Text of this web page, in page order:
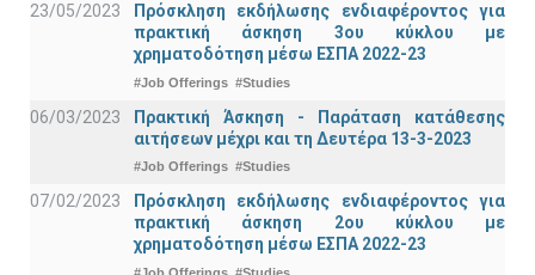
23/05/2023
Πρόσκληση εκδήλωσης ενδιαφέροντος για
πρακτική άσκηση 3ου κύκλου με
χρηματοδότηση μέσω ΕΣΠΑ 2022-23
#Job Offerings #Studies
06/03/2023
Πρακτική Άσκηση - Παράταση κατάθεσης
αιτήσεων μέχρι και τη Δευτέρα 13-3-2023
#Job Offerings #Studies
07/02/2023
Πρόσκληση εκδήλωσης ενδιαφέροντος για
πρακτική άσκηση 2ου κύκλου με
χρηματοδότηση μέσω ΕΣΠΑ 2022-23